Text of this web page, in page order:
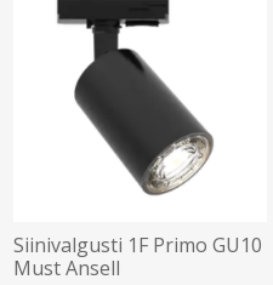
Siinivalgusti 1F Primo GU10
Must Ansell